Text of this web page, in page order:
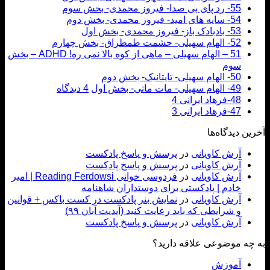
55- رد پای بی صدا- فیروز محمدی- بخش سوم
54- سایه های امید- فیروز محمدی- بخش دوم
53- بادبادک باز- فیروز محمدی- بخش اول
52- الهام سهیلی- حشمت طمطراق- بخش چهارم
51 – الهام سهیلی – ماهی از کوه بالا نمی ره! ADHD – بخش
50- الهام سهیلی- تایتانیک- بخش دوم
49- الهام سهیلی- مات ماتی- بخش اول
48-فرهاد ایرانی 4
47-فرهاد ایرانی 3
دیدگاه‌ها
آرش کاویانیدرپرسش و پاسخ پادکست
آرش کاویانیدرپرسش و پاسخ پادکست
آرش کاویانیدر
فردوسی خوانی Reading Ferdowsi | امیر
خادم | پادکستی برای دوستداران شاهنامه
آرش کاویانیدرنمایش بنر پادکست در کست باکس + قوانین
و شرایطی که باید رعایت کنید (آپدیت آبان ۹۹)
آرش کاویانیدرپرسش و پاسخ پادکست
موضوعی علاقه دارید؟
آموزش